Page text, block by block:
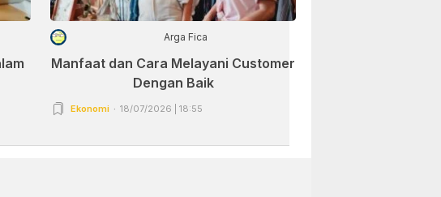
Arga Fica
Manfaat dan Cara Melayani Customer
Dengan Baik
Ekonomi 18/07/2026 | 18:55